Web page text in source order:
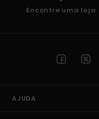
Encontre uma loja
AJUDA